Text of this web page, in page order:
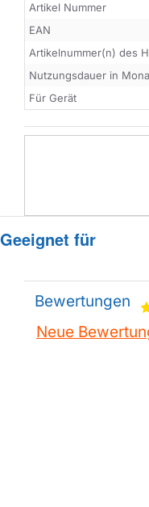
Artikel Nummer
EAN
Artikelnummer(n) des
Nutzungsdauer in
Für Gerät
Geeignet für
Bewertungen
Neue